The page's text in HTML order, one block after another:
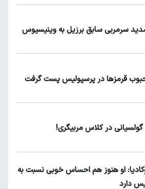
سرمربی سابق برزیل به وینیسیوس
قرمزها در پرسپولیس پست گرفت
در کلاس مربیگری!
او هنوز هم احساس خوبی نسبت به
دارد